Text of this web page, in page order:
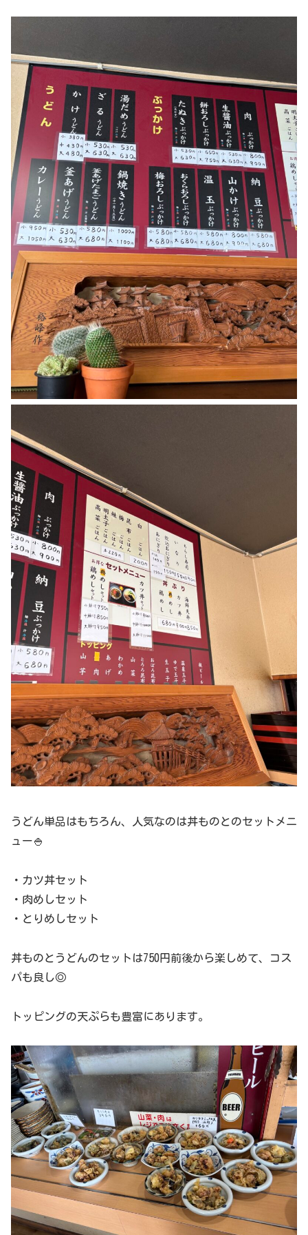
うどん単品はもちろん、人気なのは丼ものとのセットメニ
ュー🍚
・カツ丼セット
・肉めしセット
・とりめしセット
丼ものとうどんのセットは750円前後から楽しめて、コス
パも良し◎
トッピングの天ぷらも豊富にあります。